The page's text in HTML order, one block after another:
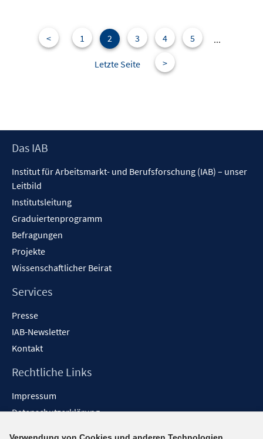
< 1 2 3 4 5 ...
Letzte Seite >
Footer
Das IAB
Institut für Arbeitsmarkt- und Berufsforschung (IAB) – unser
Leitbild
Institutsleitung
Graduiertenprogramm
Befragungen
Projekte
Wissenschaftlicher Beirat
Services
Presse
IAB-Newsletter
Kontakt
Rechtliche Links
Impressum
Datenschutzerklärung